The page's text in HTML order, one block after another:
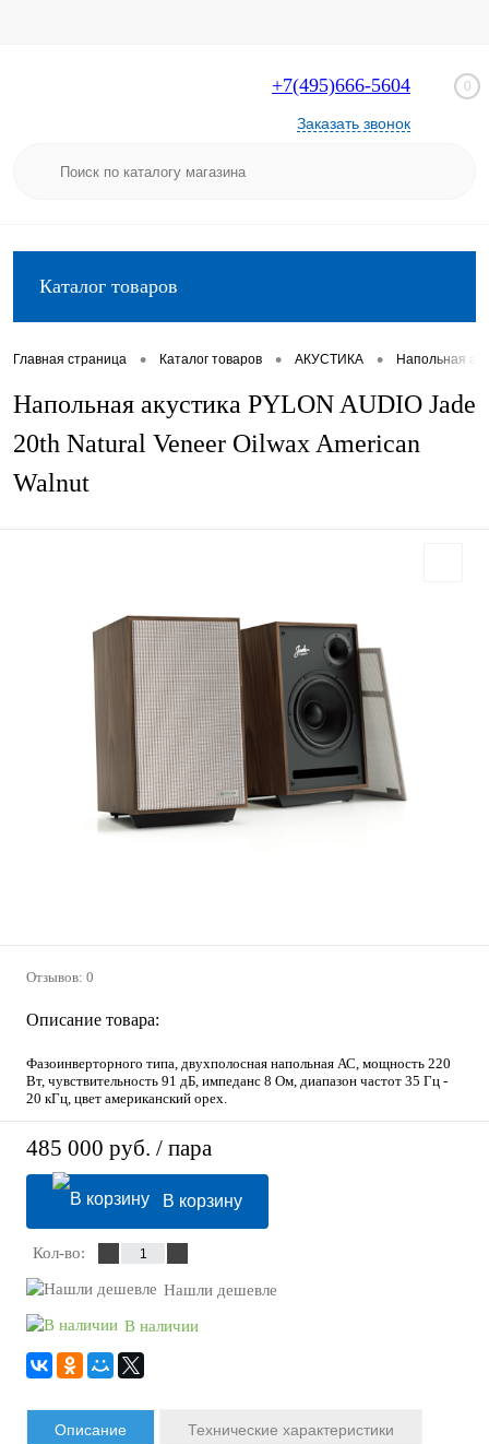
+7(495)666-5604
Заказать звонок
0
Каталог товаров
Главная страница • Каталог товаров • АКУСТИКА • Напольная
Напольная акустика PYLON AUDIO Jade
20th Natural Veneer Oilwax American
Walnut
Отзывов: 0
Описание товара:
Фазоинверторного типа, двухполосная напольная АС, мощность 220
Вт, чувствительность 91 дБ, импеданс 8 Ом, диапазон частот 35 Гц -
20 кГц, цвет американский орех.
485 000 руб. / пара
В корзину
Кол-во:
Нашли дешевле
В наличии
Описание Технические характеристики